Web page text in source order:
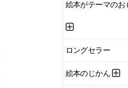
絵本がテーマのお
ロングセラー
絵本のじかん